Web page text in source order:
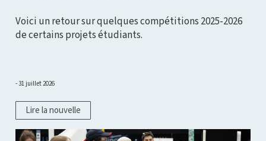
Voici un retour sur quelques compétitions 2025-2026
de certains projets étudiants.
31 juillet 2026
Lire la nouvelle